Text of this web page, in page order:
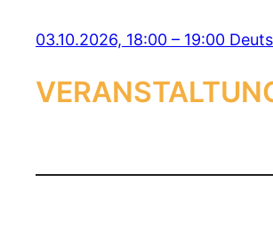
03.10.2026, 18:00 – 19:00